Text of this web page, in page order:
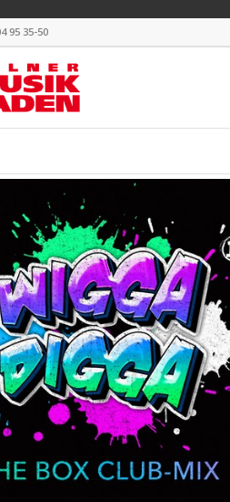
95 35-50